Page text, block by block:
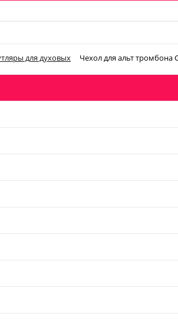
для духовых Чехол для альт тромбона